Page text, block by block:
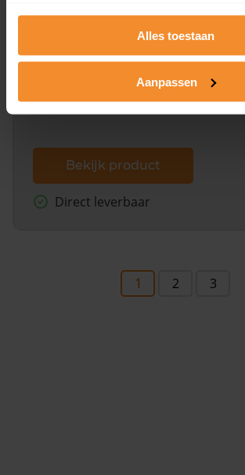
Alles toestaan
Aanpassen
Een uitgebreid overzicht van het
dit inclusief de luchtfoto!
Bekijk product
Direct leverbaar
1 2 3